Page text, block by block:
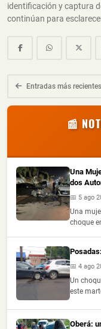
identificación y captura
continúan para
Entradas más recientes
📰
Una
dos
📅 5 ago
Una
choque
📅 4 ago
Un
este
Oberá: